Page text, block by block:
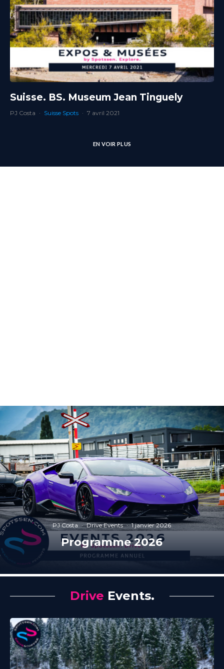
Suisse. BS. Museum Jean Tinguely
PJ Costa · Suisse Spots · 7 avril 2021
EN VOIR PLUS
PJ Costa · Drive Events · 1 janvier 2026
Programme 2026
Drive Events.